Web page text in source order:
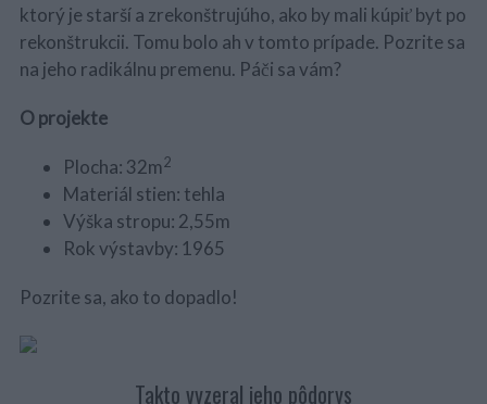
ktorý je starší a zrekonštrujúho, ako by mali kúpiť byt po
rekonštrukcii. Tomu bolo ah v tomto prípade. Pozrite sa
na jeho radikálnu premenu. Páči sa vám?
O projekte
Plocha: 32m2
Materiál stien: tehla
Výška stropu: 2,55m
Rok výstavby: 1965
Pozrite sa, ako to dopadlo!
Takto vyzeral jeho pôdorys